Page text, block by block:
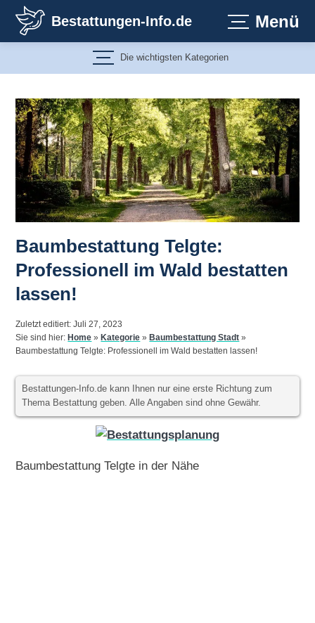
Inhalt
springen
Bestattungen-Info.de Menü
Die wichtigsten Kategorien
Baumbestattung Telgte:
Professionell im Wald bestatten
lassen!
Zuletzt editiert: Juli 27, 2023
Sie sind hier:Home »Kategorie »Baumbestattung Stadt »
Baumbestattung Telgte: Professionell im Wald bestatten lassen!
Bestattungen-Info.de kann Ihnen nur eine erste Richtung zum
Thema Bestattung geben. Alle Angaben sind ohne Gewähr.
Baumbestattung Telgte in der Nähe